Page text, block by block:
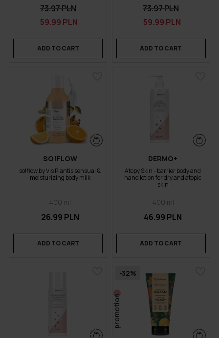
73.97 PLN
59.99 PLN
ADD TO CART
73.97 PLN
59.99 PLN
ADD TO CART
SO!FLOW
so!flow by Vis Plantis sensual &
moisturizing body milk
400 ml
26.99 PLN
ADD TO CART
DERMO+
Atopy Skin - barrier body and
hand lotion for dry and atopic
skin
400 ml
46.99 PLN
ADD TO CART
-32%
promotion